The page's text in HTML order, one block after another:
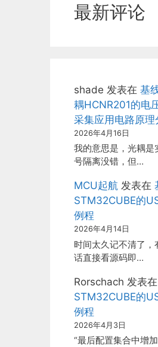
最新评论
shade 发表在 基
耦HCNR201的电
采集应用电路原理
2026年4月16日
我的意思是，光耦是
号隔离没错，但…
MCU起航 发表在
STM32CUBE的
例程
2026年4月14日
时间太久记不清了，
话直接看源码即…
Rorschach 发表在
STM32CUBE的
例程
2026年4月3日
“最后配置集合中增